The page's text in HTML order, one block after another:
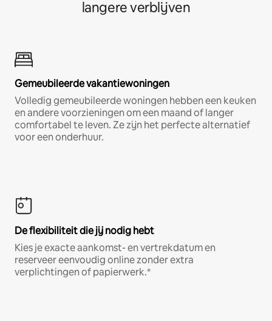
langere verblijven
Gemeubileerde vakantiewoningen
Volledig gemeubileerde woningen hebben een keuken
en andere voorzieningen om een maand of langer
comfortabel te leven. Ze zijn het perfecte alternatief
voor een onderhuur.
De flexibiliteit die jij nodig hebt
Kies je exacte aankomst- en vertrekdatum en
reserveer eenvoudig online zonder extra
verplichtingen of papierwerk.*